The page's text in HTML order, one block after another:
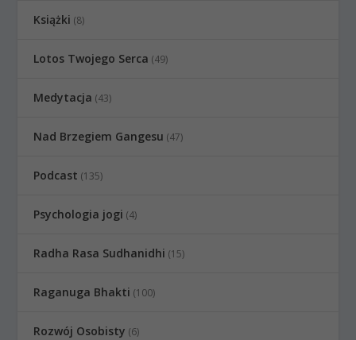
Książki (8)
Lotos Twojego Serca (49)
Medytacja (43)
Nad Brzegiem Gangesu (47)
Podcast (135)
Psychologia jogi (4)
Radha Rasa Sudhanidhi (15)
Raganuga Bhakti (100)
Rozwój Osobisty (6)